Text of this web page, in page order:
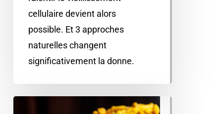
cellulaire devient alors
possible. Et 3 approches
naturelles changent
significativement la donne.